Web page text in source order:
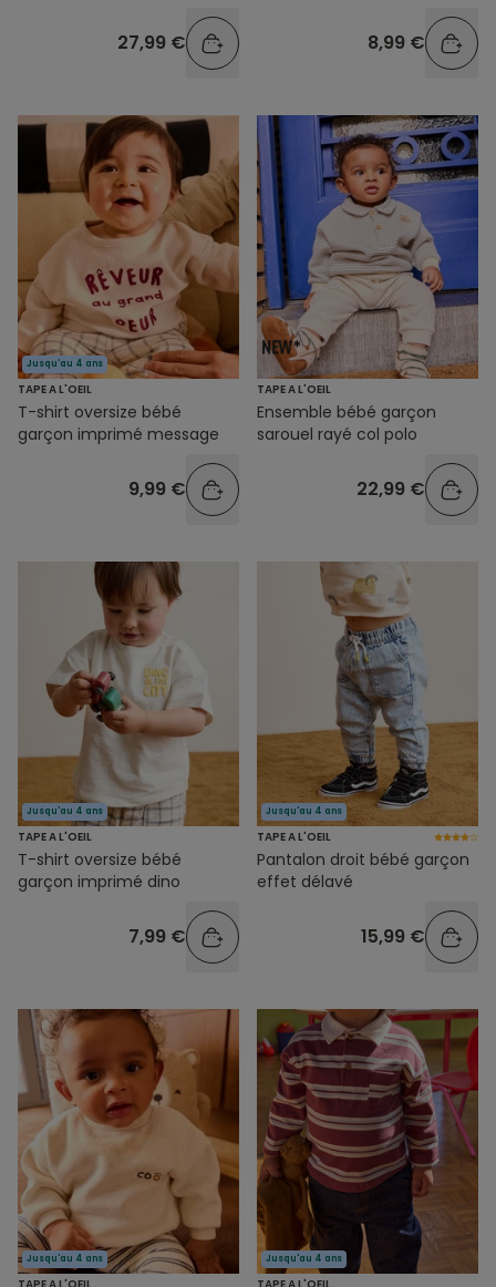
27,99 € 8,99 €
Jusqu'au 4 ans
TAPE A L'OEIL
T-shirt oversize bébé
garçon imprimé message
9,99 €
TAPE A L'OEIL
Ensemble bébé garçon
sarouel rayé col polo
22,99 €
Jusqu'au 4 ans
TAPE A L'OEIL
T-shirt oversize bébé
garçon imprimé dino
7,99 €
Jusqu'au 4 ans
TAPE A L'OEIL
Pantalon droit bébé garçon
effet délavé
15,99 €
Jusqu'au 4 ans Jusqu'au 4 ans